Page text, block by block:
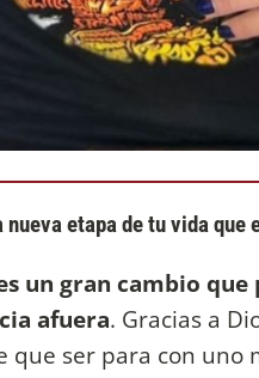
etapa de tu vida que
un gran cambio
afuera. Gracias a
que ser para con uno